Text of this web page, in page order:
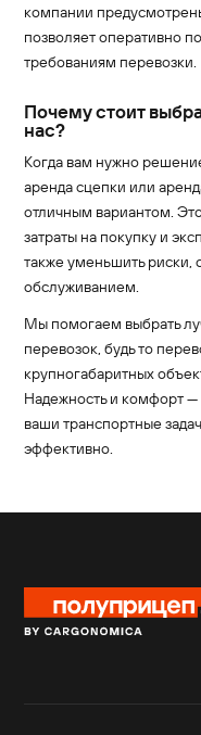
компании
позволяет оперативно
требованиям перевозки.
Почему стоит
нас?
Когда вам нужно
аренда сцепки или
отличным вариантом.
затраты на покупку и
также уменьшить риски,
обслуживанием.
Мы помогаем выбрать
перевозок, будь то
крупногабаритных
Надежность и комфорт —
ваши транспортные
эффективно.